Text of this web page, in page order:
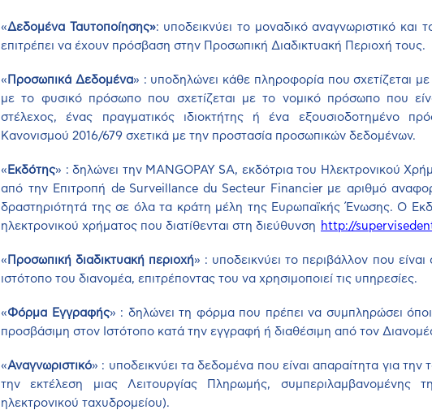
«Δεδομένα Ταυτοποίησης»: υποδεικνύει το μοναδικό αναγνωριστικό
επιτρέπει να έχουν πρόσβαση στην Προσωπική Διαδικτυακή Περιοχή τους.
« Προσωπικά Δεδομένα» : υποδηλώνει κάθε πληροφορία που σχετίζεται
με το φυσικό πρόσωπο που σχετίζεται με το νομικό πρόσωπο που
στέλεχος, ένας πραγματικός ιδιοκτήτης ή ένα εξουσιοδοτημένο
Κανονισμού 2016/679 σχετικά με την προστασία προσωπικών δεδομένων.
« Εκδότης» : δηλώνει την MANGOPAY SA, εκδότρια του Ηλεκτρονικού
από την Επιτροπή de Surveillance du Secteur Financier με αριθμό
δραστηριότητά της σε όλα τα κράτη μέλη της Ευρωπαϊκής Ένωσης. Ο
ηλεκτρονικού χρήματος που διατίθενται στη διεύθυνση http://
« Προσωπική διαδικτυακή περιοχή» : υποδεικνύει το περιβάλλον που
ιστότοπο του διανομέα, επιτρέποντας του να χρησιμοποιεί τις υπηρεσίες.
«Φόρμα Εγγραφής» : δηλώνει τη φόρμα που πρέπει να συμπληρώσει
προσβάσιμη στον Ιστότοπο κατά την εγγραφή ή διαθέσιμη από τον
«Αναγνωριστικό» : υποδεικνύει τα δεδομένα που είναι απαραίτητα για
την εκτέλεση μιας Λειτουργίας Πληρωμής, συμπεριλαμβανομένης
ηλεκτρονικού ταχυδρομείου).